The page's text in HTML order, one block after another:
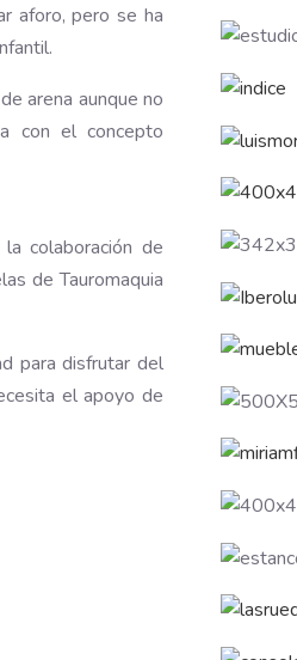
aforo, pero se ha
arena aunque no
con el concepto
colaboración de
de Tauromaquia
para disfrutar del
el apoyo de